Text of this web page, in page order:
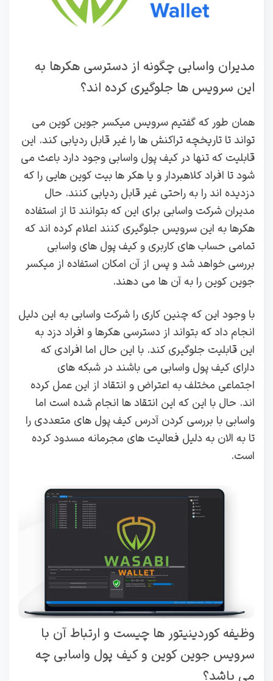
مدیران واسابی چگونه از دسترسی هکرها به
این سرویس ها جلوگیری کرده اند؟
همان طور که گفتیم سرویس میکسر جوین کوین می
تواند تا تاریخچه تراکنش ها را غیر قابل ردیابی کند. این
قابلیت که تنها در کیف پول واسابی وجود دارد باعث می
شود تا افراد کلاهبردار و یا هکر ها بیت کوین هایی را که
دزدیده اند را به راحتی غیر قابل ردیابی کنند. حال
مدیران شرکت واسابی برای این که بتوانند تا از استفاده
هکرها به این سرویس جلوگیری کنند اعلام کرده اند که
تمامی حساب های کاربری و کیف پول های واسابی
بررسی خواهد شد و پس از آن امکان استفاده از میکسر
جوین کوین را به آن ها می دهند.
با وجود این که چنین کاری را شرکت واسابی به این دلیل
انجام داد که بتواند از دسترسی هکرها و افراد دزد به
این قابلیت جلوگیری کند. با این حال اما افرادی که
دارای کیف پول واسابی می باشند در شبکه های
اجتماعی مختلف به اعتراض و انتقاد از این عمل کرده
اند. حال با این که این انتقاد ها انجام شده است اما
واسابی با بررسی کردن آدرس کیف پول های متعددی را
تا به الان به دلیل فعالیت های مجرمانه مسدود کرده
است.
وظیفه کوردینیتور ها چیست و ارتباط آن با
سرویس جوین کوین و کیف پول واسابی چه
می باشد؟